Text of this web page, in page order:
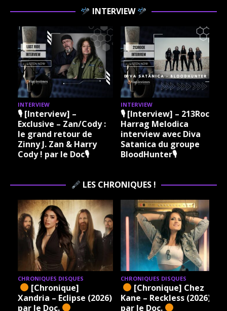
INTERVIEW
INTERVIEW
🎙 [Interview] –
Exclusive – Zan/Cody :
le grand retour de
Zinny J. Zan & Harry
Cody ! par le Doc🎙
INTERVIEW
🎙 [Interview] – 213Rock
Harrag Melodica
interview avec Diva
Satanica du groupe
BloodHunter🎙
LES CHRONIQUES !
CHRONIQUES DISQUES
[Chronique]
Xandria – Eclipse (2026)
par le Doc.
CHRONIQUES DISQUES
[Chronique] Chez
Kane – Reckless (2026)
par le Doc.